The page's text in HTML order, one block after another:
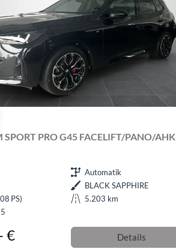
PRO G45 FACELIFT/PANO/AHK
Automatik
BLACK SAPPHIRE
PS)
5.203 km
€ Details